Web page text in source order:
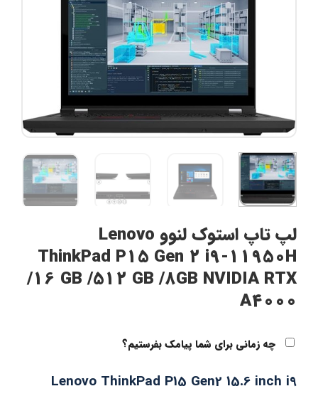
لپ تاپ استوک لنوو Lenovo
ThinkPad P15 Gen 2 i9-11950H
/16 GB /512 GB /8GB NVIDIA RTX
A4000
چه زمانی برای شما پیامک بفرستیم؟
Lenovo ThinkPad P15 Gen2 15.6 inch i9